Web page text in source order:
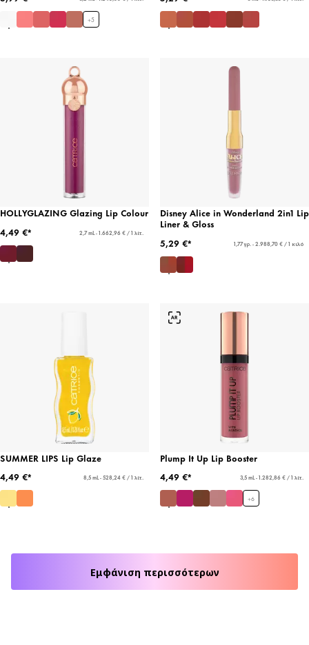
+5
HOLLYGLAZING Glazing Lip Colour
4,49 €*
2,7 mL - 1.662,96 € / 1 λίτ.
Disney Alice in Wonderland 2in1 Lip
Liner & Gloss
5,29 €*
1,77 γρ. - 2.988,70 € / 1 κιλό
SUMMER LIPS Lip Glaze
4,49 €*
8,5 mL - 528,24 € / 1 λίτ.
Plump It Up Lip Booster
4,49 €*
3,5 mL - 1.282,86 € / 1 λίτ.
+6
Εμφάνιση περισσότερων